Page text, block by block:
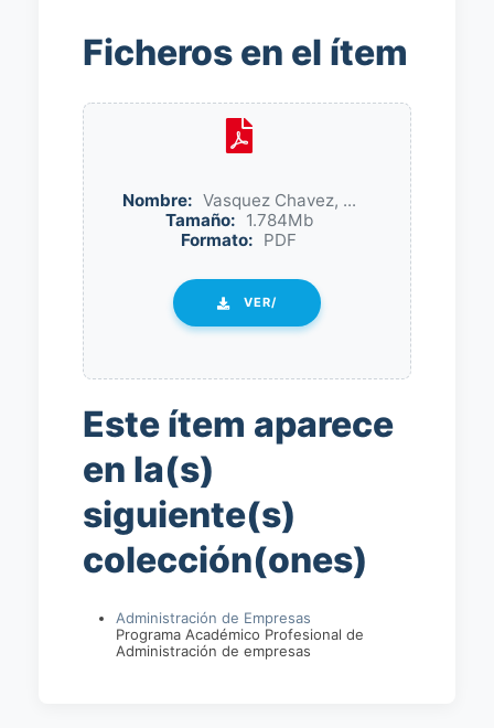
Ficheros en el ítem
Nombre: Vasquez Chavez, ...
Tamaño: 1.784Mb
Formato: PDF
VER/
Este ítem aparece
en la(s)
siguiente(s)
colección(ones)
Administración de Empresas
Programa Académico Profesional de
Administración de empresas